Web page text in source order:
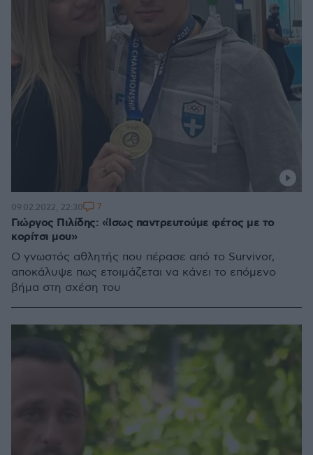
Γιώργος Πιλίδης: «Ίσως παντρευτούμε φέτος με το
κορίτσι μου»
Ο γνωστός αθλητής που πέρασε από το Survivor,
αποκάλυψε πως ετοιμάζεται να κάνει το επόμενο
βήμα στη σχέση του
09.02.2022, 22:30 7